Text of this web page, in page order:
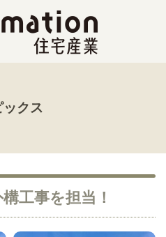
ックス
工事を担当！